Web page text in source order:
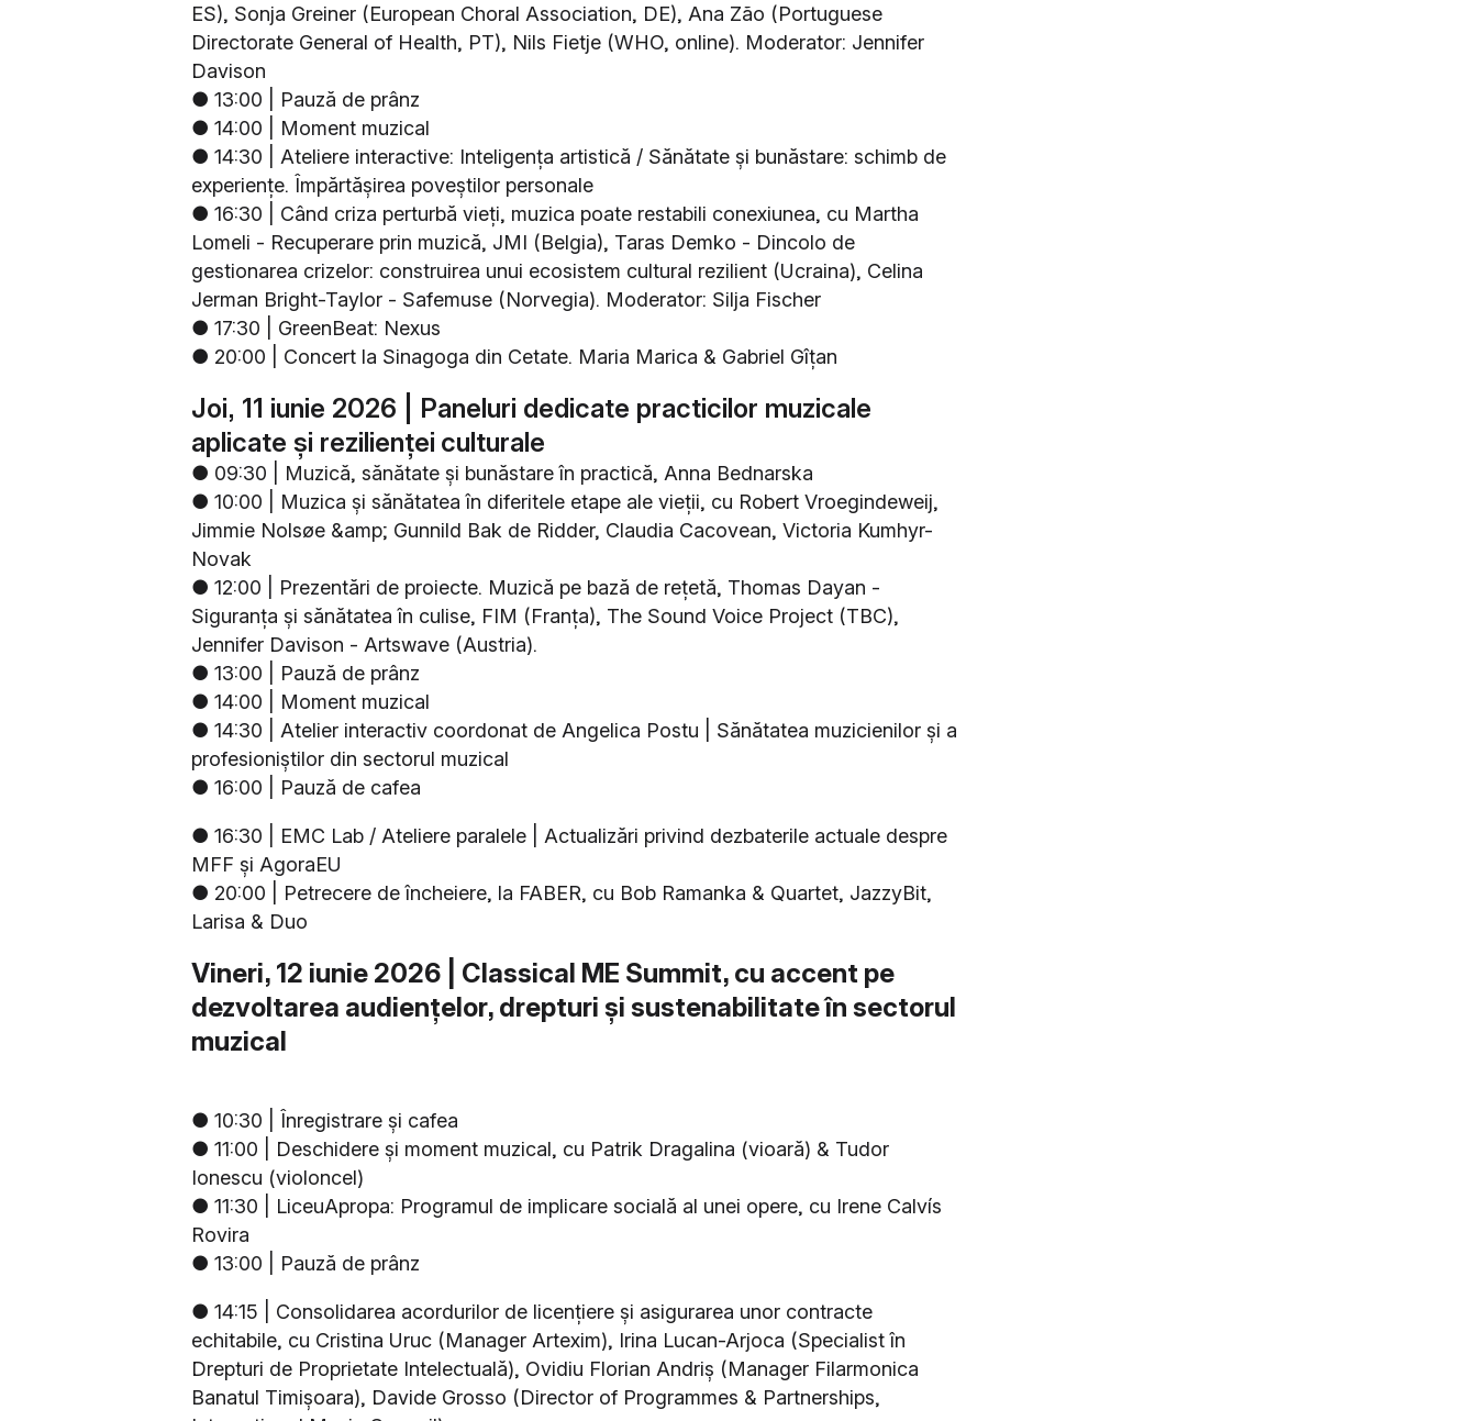
ES), Sonja Greiner (European Choral Association, DE), Ana Zão (Portuguese
Directorate General of Health, PT), Nils Fietje (WHO, online). Moderator: Jennifer
Davison
● 13:00 | Pauză de prânz
● 14:00 | Moment muzical
● 14:30 | Ateliere interactive: Inteligența artistică / Sănătate și bunăstare: schimb de
experiențe. Împărtășirea poveștilor personale
● 16:30 | Când criza perturbă vieți, muzica poate restabili conexiunea, cu Martha
Lomeli - Recuperare prin muzică, JMI (Belgia), Taras Demko - Dincolo de
gestionarea crizelor: construirea unui ecosistem cultural rezilient (Ucraina), Celina
Jerman Bright-Taylor - Safemuse (Norvegia). Moderator: Silja Fischer
● 17:30 | GreenBeat: Nexus
● 20:00 | Concert la Sinagoga din Cetate. Maria Marica & Gabriel Gîțan
Joi, 11 iunie 2026 | Paneluri dedicate practicilor muzicale
aplicate și rezilienței culturale
● 09:30 | Muzică, sănătate și bunăstare în practică, Anna Bednarska
● 10:00 | Muzica și sănătatea în diferitele etape ale vieții, cu Robert Vroegindeweij,
Jimmie Nolsøe &amp; Gunnild Bak de Ridder, Claudia Cacovean, Victoria Kumhyr-
Novak
● 12:00 | Prezentări de proiecte. Muzică pe bază de rețetă, Thomas Dayan -
Siguranța și sănătatea în culise, FIM (Franța), The Sound Voice Project (TBC),
Jennifer Davison - Artswave (Austria).
● 13:00 | Pauză de prânz
● 14:00 | Moment muzical
● 14:30 | Atelier interactiv coordonat de Angelica Postu | Sănătatea muzicienilor și a
profesioniștilor din sectorul muzical
● 16:00 | Pauză de cafea
● 16:30 | EMC Lab / Ateliere paralele | Actualizări privind dezbaterile actuale despre
MFF și AgoraEU
● 20:00 | Petrecere de încheiere, la FABER, cu Bob Ramanka & Quartet, JazzyBit,
Larisa & Duo
Vineri, 12 iunie 2026 | Classical ME Summit, cu accent pe
dezvoltarea audiențelor, drepturi și sustenabilitate în sectorul
muzical
● 10:30 | Înregistrare și cafea
● 11:00 | Deschidere și moment muzical, cu Patrik Dragalina (vioară) & Tudor
Ionescu (violoncel)
● 11:30 | LiceuApropa: Programul de implicare socială al unei opere, cu Irene Calvís
Rovira
● 13:00 | Pauză de prânz
● 14:15 | Consolidarea acordurilor de licențiere și asigurarea unor contracte
echitabile, cu Cristina Uruc (Manager Artexim), Irina Lucan-Arjoca (Specialist în
Drepturi de Proprietate Intelectuală), Ovidiu Florian Andriș (Manager Filarmonica
Banatul Timișoara), Davide Grosso (Director of Programmes & Partnerships,